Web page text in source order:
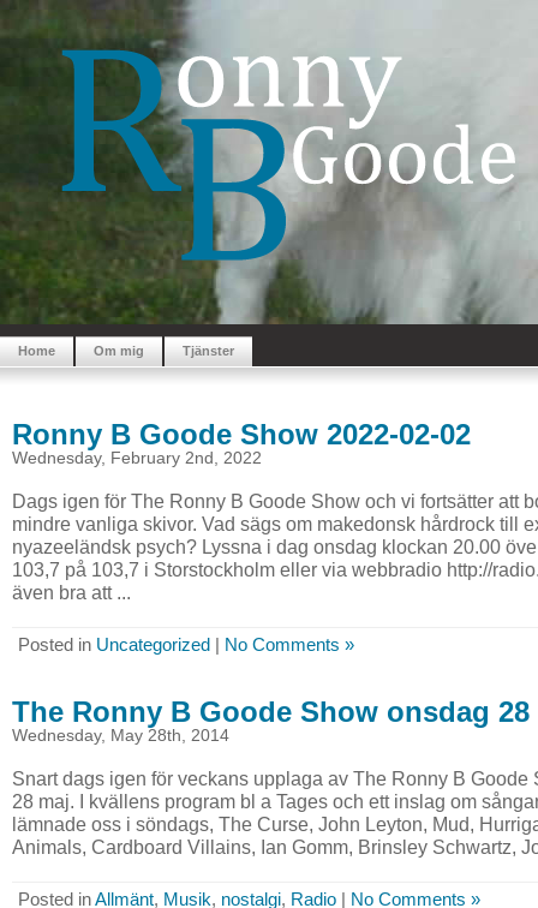
Home Om mig Tjänster
Ronny B Goode Show 2022-02-02
Wednesday, February 2nd, 2022
Dags igen för The Ronny B Goode Show och vi fortsätter att
mindre vanliga skivor. Vad sägs om makedonsk hårdrock till
nyazeeländsk psych? Lyssna i dag onsdag klockan 20.00
103,7 på 103,7 i Storstockholm eller via webbradio http://
även bra att ...
Posted in Uncategorized | No Comments »
The Ronny B Goode Show onsdag 28
Wednesday, May 28th, 2014
Snart dags igen för veckans upplaga av The Ronny B Goode
28 maj. I kvällens program bl a Tages och ett inslag om
lämnade oss i söndags, The Curse, John Leyton, Mud,
Animals, Cardboard Villains, Ian Gomm, Brinsley Schwartz,
Posted inAllmänt, Musik, nostalgi, Radio | No Comments »